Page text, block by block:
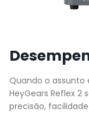
Quando o assunto
HeyGears Reflex
precisão,